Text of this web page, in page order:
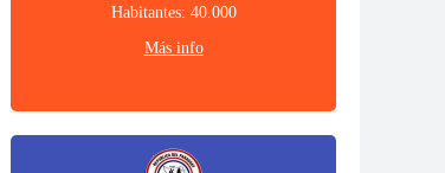
Habitantes: 40.000
Más info